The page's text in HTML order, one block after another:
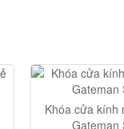
Khóa cửa kính
Gateman